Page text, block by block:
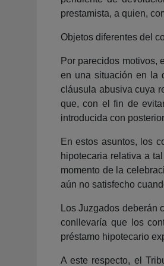
prestamista, a quien,
Objetos diferentes del
Por parecidos motivos,
en una situación en la
cláusula abusiva cuya
que, con el fin de
introducida con
En estos asuntos, los
hipotecaria relativa a
momento de la
aún no satisfecho
Los Juzgados deberán
conllevaría que los
préstamo hipotecario
A este respecto, el